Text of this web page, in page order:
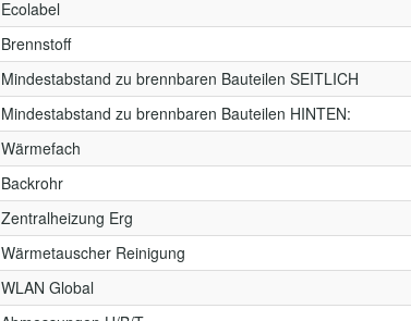
Ecolabel
Brennstoff
Mindestabstand zu brennbaren Bauteilen SEITLICH
Mindestabstand zu brennbaren Bauteilen HINTEN:
Wärmefach
Backrohr
Zentralheizung Erg
Wärmetauscher Reinigung
WLAN Global